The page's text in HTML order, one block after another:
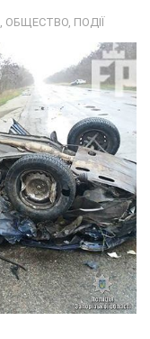
ОБЩЕСТВО ПОДІЇ